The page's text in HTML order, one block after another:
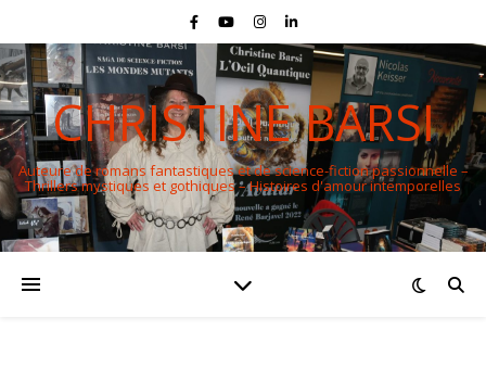
CHRISTINE BARSI
Auteure de romans fantastiques et de science-fiction passionnelle –
Thrillers mystiques et gothiques – Histoires d'amour intemporelles